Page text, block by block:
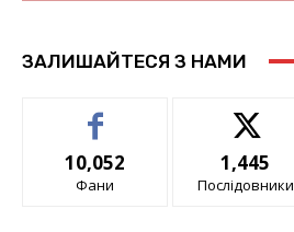
ЗАЛИШАЙТЕСЯ З НАМИ
10,052
Фани
1,445
Послідовники